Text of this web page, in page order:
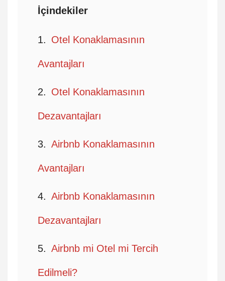
İçindekiler
Otel Konaklamasının
Avantajları
Otel Konaklamasının
Dezavantajları
Airbnb Konaklamasının
Avantajları
Airbnb Konaklamasının
Dezavantajları
Airbnb mi Otel mi Tercih
Edilmeli?